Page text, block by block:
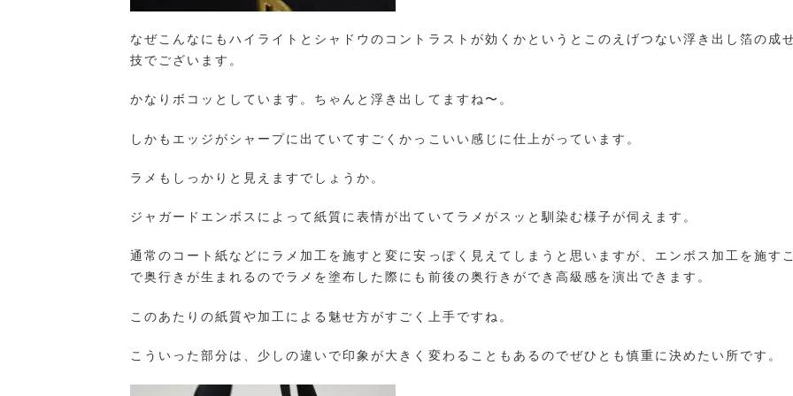
なぜこんなにもハイライトとシャドウのコントラストが効くかというとこのえげつない浮き出し箔の成
技でございます。
かなりボコッとしています。ちゃんと浮き出してますね〜。
しかもエッジがシャープに出ていてすごくかっこいい感じに仕上がっています。
ラメもしっかりと見えますでしょうか。
ジャガードエンボスによって紙質に表情が出ていてラメがスッと馴染む様子が伺えます。
通常のコート紙などにラメ加工を施すと変に安っぽく見えてしまうと思いますが、エンボス加工を施す
で奥行きが生まれるのでラメを塗布した際にも前後の奥行きができ高級感を演出できます。
このあたりの紙質や加工による魅せ方がすごく上手ですね。
こういった部分は、少しの違いで印象が大きく変わることもあるのでぜひとも慎重に決めたい所です。